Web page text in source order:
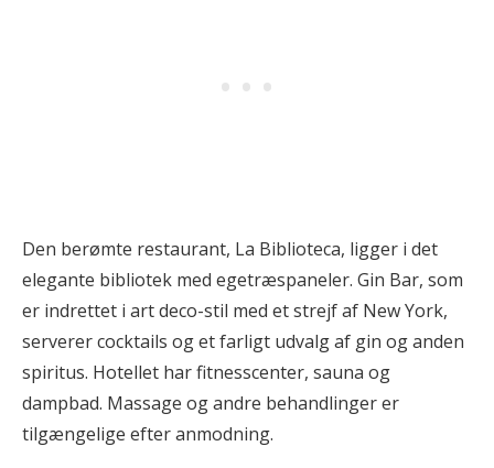
Den berømte restaurant, La Biblioteca, ligger i det
elegante bibliotek med egetræspaneler. Gin Bar, som
er indrettet i art deco-stil med et strejf af New York,
serverer cocktails og et farligt udvalg af gin og anden
spiritus. Hotellet har fitnesscenter, sauna og
dampbad. Massage og andre behandlinger er
tilgængelige efter anmodning.